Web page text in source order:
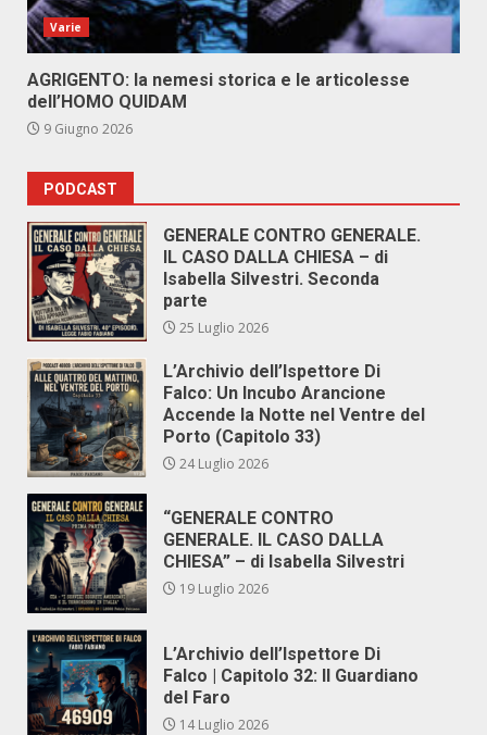
Varie
AGRIGENTO: la nemesi storica e le articolesse
dell’HOMO QUIDAM
9 Giugno 2026
PODCAST
GENERALE CONTRO GENERALE.
IL CASO DALLA CHIESA – di
Isabella Silvestri. Seconda
parte
25 Luglio 2026
L’Archivio dell’Ispettore Di
Falco: Un Incubo Arancione
Accende la Notte nel Ventre del
Porto (Capitolo 33)
24 Luglio 2026
“GENERALE CONTRO
GENERALE. IL CASO DALLA
CHIESA” – di Isabella Silvestri
19 Luglio 2026
L’Archivio dell’Ispettore Di
Falco | Capitolo 32: Il Guardiano
del Faro
14 Luglio 2026